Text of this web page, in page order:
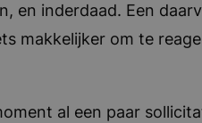
en inderdaad. Een
makkelijker om te
al een paar